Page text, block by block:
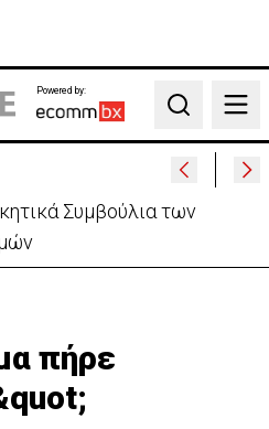
Powered by:
Search
διαβεβαίωσης-Οι
(vid)
πήρε